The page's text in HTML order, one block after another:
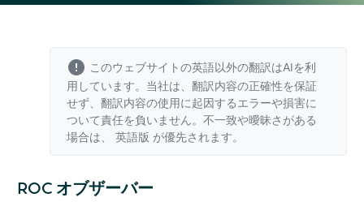
このウェブサイトの英語以外の翻訳はAIを利
用しています。当社は、翻訳内容の正確性を保証
せず、翻訳内容の使用に起因するエラーや損害に
ついて責任を負いません。不一致や曖昧さがある
場合は、 英語版 が優先されます。
ROC オブザーバー